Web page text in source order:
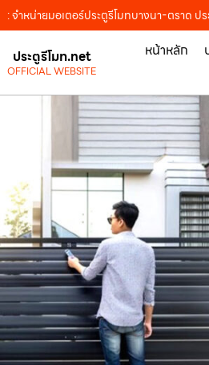
: จำหน่ายมอเตอร์ประตูรีโมทบางนา-ตราด
ประตูรีโมท.net
OFFICIAL WEBSITE
หน้าหลัก